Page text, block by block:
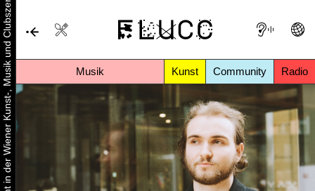
Musik Kunst Community Radio